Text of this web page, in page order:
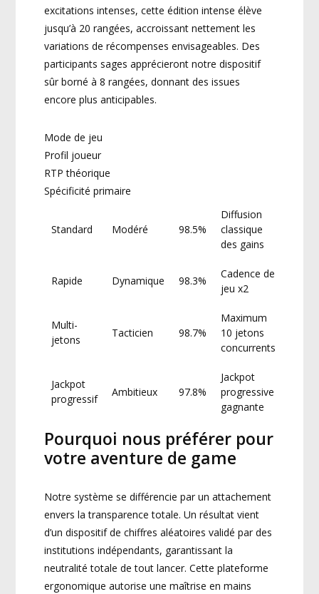
excitations intenses, cette édition intense élève
jusqu’à 20 rangées, accroissant nettement les
variations de récompenses envisageables. Des
participants sages apprécieront notre dispositif
sûr borné à 8 rangées, donnant des issues
encore plus anticipables.
Mode de jeu
Profil joueur
RTP théorique
Spécificité primaire
Standard Modéré 98.5%
Diffusion
classique
des gains
Rapide Dynamique 98.3%
Cadence de
jeu x2
Multi-
jetons
Tacticien 98.7%
Maximum
10 jetons
concurrents
Jackpot
progressif
Ambitieux 97.8%
Jackpot
progressive
gagnante
Pourquoi nous préférer pour
votre aventure de game
Notre système se différencie par un attachement
envers la transparence totale. Un résultat vient
d’un dispositif de chiffres aléatoires validé par des
institutions indépendants, garantissant la
neutralité totale de tout lancer. Cette plateforme
ergonomique autorise une maîtrise en mains